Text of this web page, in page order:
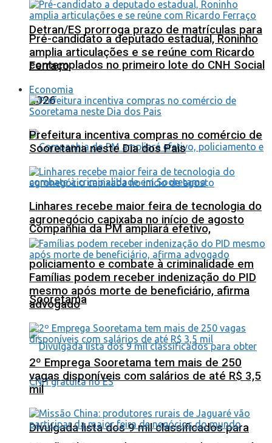
Detran/ES prorroga prazo de matrículas para
contemplados no primeiro lote do CNH Social
2026
Companhia da PM ampliará efetivo,
policiamento e combate à criminalidade em
Sooretama
Divulgada lista dos 9 mil classificados para
Pré-candidato a deputado estadual, Roninho
amplia articulações e se reúne com Ricardo
Ferraço
Economia
Prefeitura incentiva compras no comércio de
Sooretama neste Dia dos Pais
Linhares recebe maior feira de tecnologia do
agronegócio capixaba no início de agosto
Famílias podem receber indenização do PID
mesmo após morte de beneficiário, afirma
advogado
2º Emprega Sooretama tem mais de 250
vagas disponíveis com salários de até R$ 3,5
mil